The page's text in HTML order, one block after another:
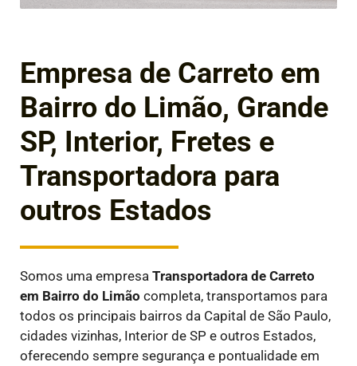
Empresa de Carreto em
Bairro do Limão, Grande
SP, Interior, Fretes e
Transportadora para
outros Estados
Somos uma empresa Transportadora de Carreto
em Bairro do Limão completa, transportamos para
todos os principais bairros da Capital de São Paulo,
cidades vizinhas, Interior de SP e outros Estados,
oferecendo sempre segurança e pontualidade em